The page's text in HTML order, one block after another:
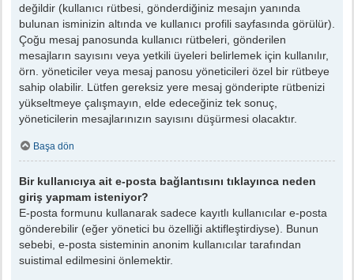
değildir (kullanıcı rütbesi, gönderdiğiniz mesajın yanında
bulunan isminizin altında ve kullanıcı profili sayfasında görülür).
Çoğu mesaj panosunda kullanıcı rütbeleri, gönderilen
mesajların sayısını veya yetkili üyeleri belirlemek için kullanılır,
örn. yöneticiler veya mesaj panosu yöneticileri özel bir rütbeye
sahip olabilir. Lütfen gereksiz yere mesaj gönderipte rütbenizi
yükseltmeye çalışmayın, elde edeceğiniz tek sonuç,
yöneticilerin mesajlarınızın sayısını düşürmesi olacaktır.
Başa dön
Bir kullanıcıya ait e-posta bağlantısını tıklayınca neden
giriş yapmam isteniyor?
E-posta formunu kullanarak sadece kayıtlı kullanıcılar e-posta
gönderebilir (eğer yönetici bu özelliği aktifleştirdiyse). Bunun
sebebi, e-posta sisteminin anonim kullanıcılar tarafından
suistimal edilmesini önlemektir.